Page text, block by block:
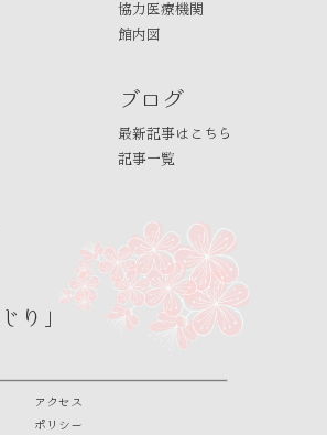
協力医療機関
館内図
ブログ
最新記事はこちら
記事一覧
り」
アクセス
ポリシー